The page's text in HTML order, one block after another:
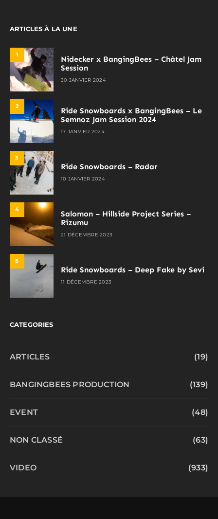
ARTICLES À LA UNE
1
Nidecker x BangingBees – Châtel Jam
Session
30 JANVIER 2024
2
Ride Snowboards x BangingBees – Le
Semnoz Jam Session 2024
17 JANVIER 2024
3
Ride Snowboards – Radar
10 JANVIER 2024
4
Salomon – Hillside Project Series –
Rizumu
21 DÉCEMBRE 2023
5
Ride Snowboards – Deep Fake by Sevi
11 DÉCEMBRE 2023
CATEGORIES
ARTICLES (19)
BANGINGBEES PRODUCTION (139)
EVENT (48)
NON CLASSÉ (63)
VIDEO (933)